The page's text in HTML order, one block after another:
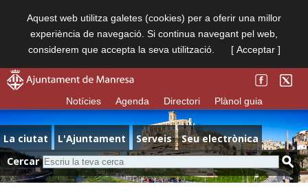
Aquest web utilitza galetes (cookies) per a oferir una millor
experiència de navegació. Si continua navegant pel web,
considerem que accepta la seva utilització.
[ Acceptar ]
Notícies Agenda Directori Plànol guia
La ciutat L'Ajuntament Serveis
Seu electrònica
Cercar